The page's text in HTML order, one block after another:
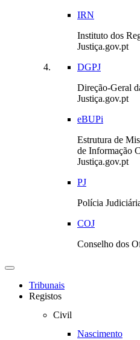
IRN
Instituto dos
Justiça.gov.pt
DGPJ
Direção-Geral
Justiça.gov.pt
eBUPi
Estrutura de
de Informação
Justiça.gov.pt
PJ
Polícia
COJ
Conselho dos
Toggle
navigationTribunais
Registos
Civil
Nascimento